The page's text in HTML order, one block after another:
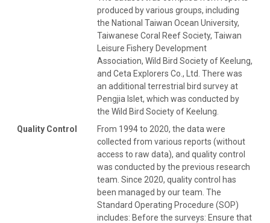
produced by various groups, including
the National Taiwan Ocean University,
Taiwanese Coral Reef Society, Taiwan
Leisure Fishery Development
Association, Wild Bird Society of Keelung,
and Ceta Explorers Co., Ltd. There was
an additional terrestrial bird survey at
Pengjia Islet, which was conducted by
the Wild Bird Society of Keelung.
Quality Control
From 1994 to 2020, the data were
collected from various reports (without
access to raw data), and quality control
was conducted by the previous research
team. Since 2020, quality control has
been managed by our team. The
Standard Operating Procedure (SOP)
includes: Before the surveys: Ensure that